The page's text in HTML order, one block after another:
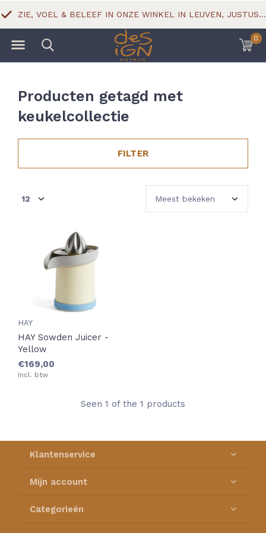
0
ZIE, VOEL & BELEEF IN ONZE WINKEL IN LEUVEN, JUSTUS LIPSIUSSTRAAT 18
Producten getagd met
keukelcollectie
FILTER
HAY
HAY Sowden Juicer -
Yellow
€169,00
Incl. btw
Seen 1 of the 1 products
Klantenservice
Mijn account
Categorieën